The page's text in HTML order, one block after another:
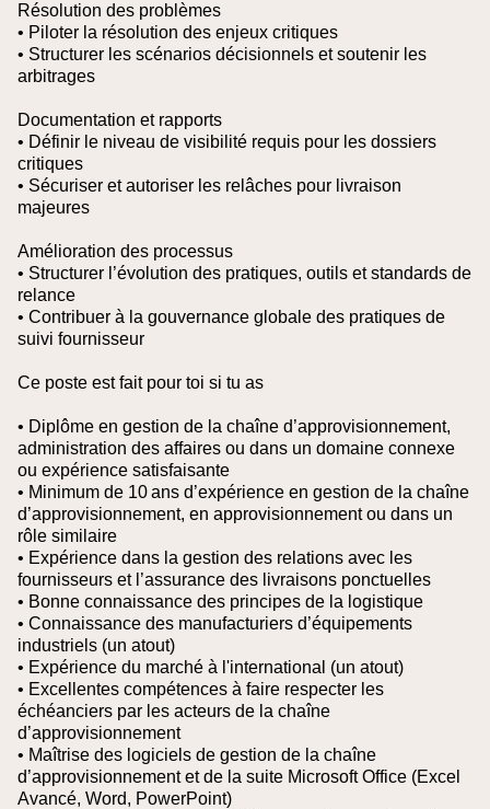
Résolution des problèmes
• Piloter la résolution des enjeux critiques
• Structurer les scénarios décisionnels et soutenir les
arbitrages
Documentation et rapports
• Définir le niveau de visibilité requis pour les dossiers
critiques
• Sécuriser et autoriser les relâches pour livraison
majeures
Amélioration des processus
• Structurer l’évolution des pratiques, outils et standards de
relance
• Contribuer à la gouvernance globale des pratiques de
suivi fournisseur
Ce poste est fait pour toi si tu as
• Diplôme en gestion de la chaîne d’approvisionnement,
administration des affaires ou dans un domaine connexe
ou expérience satisfaisante
• Minimum de 10 ans d’expérience en gestion de la chaîne
d’approvisionnement, en approvisionnement ou dans un
rôle similaire
• Expérience dans la gestion des relations avec les
fournisseurs et l’assurance des livraisons ponctuelles
• Bonne connaissance des principes de la logistique
• Connaissance des manufacturiers d’équipements
industriels (un atout)
• Expérience du marché à l'international (un atout)
• Excellentes compétences à faire respecter les
échéanciers par les acteurs de la chaîne
d’approvisionnement
• Maîtrise des logiciels de gestion de la chaîne
d’approvisionnement et de la suite Microsoft Office (Excel
Avancé, Word, PowerPoint)